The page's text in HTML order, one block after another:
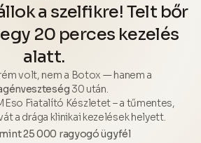
a szelfikre! Telt bőr
20 perces kezelés
alatt.
volt, nem a Botox — hanem a
30 után.
Fiatalító Készletet – a tűmentes,
a drága klinikai kezelések helyett.
25 000 ragyogó ügyfél